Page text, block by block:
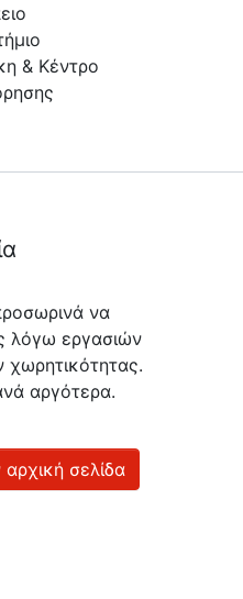
& Κέντρο
να
λόγω εργασιών
αργότερα.
σελίδα